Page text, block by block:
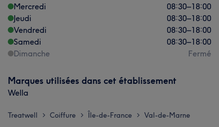
Mercredi
08:30–18:00
Jeudi
08:30–18:00
Vendredi
08:30–18:00
Samedi
08:30–18:00
Dimanche
Fermé
Marques utilisées dans cet établissement
Wella
Treatwell > Coiffure > Île-de-France > Val-de-Marne